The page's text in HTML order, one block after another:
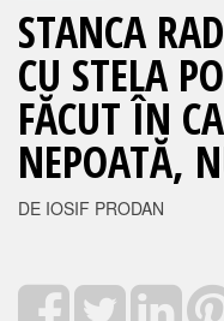
STANCA
CU STELA
FĂCUT ÎN
NEPOATĂ,
DE IOSIF PRODAN